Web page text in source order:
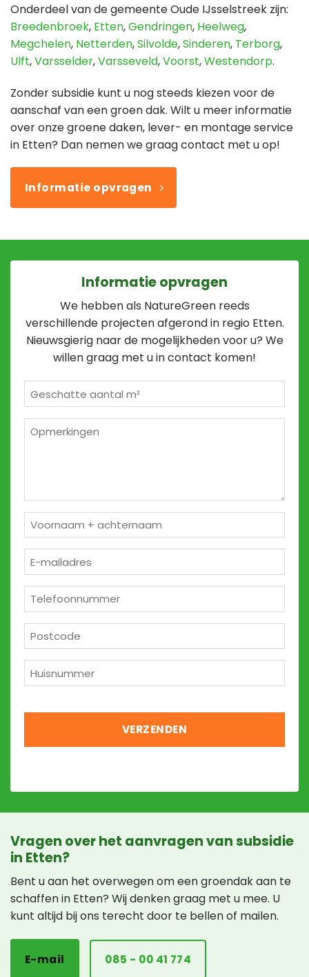
Onderdeel van de gemeente Oude IJsselstreek zijn:
Breedenbroek, Etten,Gendringen, Heelweg,
Megchelen, Netterden,Silvolde,Sinderen, Terborg,
Ulft,Varsselder,Varsseveld,Voorst,Westendorp.
Zonder subsidie kunt u nog steeds kiezen voor de
aanschaf van een groen dak. Wilt u meer informatie
over onze groene daken, lever- en montage service
in Etten? Dan nemen we graag contact met u op!
Informatie opvragen
Informatie opvragen
We hebben als NatureGreen reeds
verschillende projecten afgerond in regio Etten.
Nieuwsgierig naar de mogelijkheden voor u? We
willen graag met u in contact komen!
m²
Naam
*
mailadres
*
*
*
Vragen over het aanvragen van subsidie
in Etten?
Bent u aan het overwegen om een groendak aan te
schaffen in Etten? Wij denken graag met u mee. U
kunt altijd bij ons terecht door te bellen of mailen.
E-mail 085 - 00 41 774